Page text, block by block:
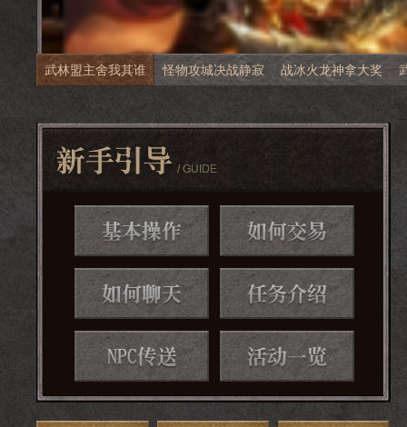
武林盟主舍我其谁 怪物攻城决战静寂 战冰火龙神拿大奖